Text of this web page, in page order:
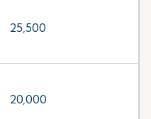
25,500
20,000